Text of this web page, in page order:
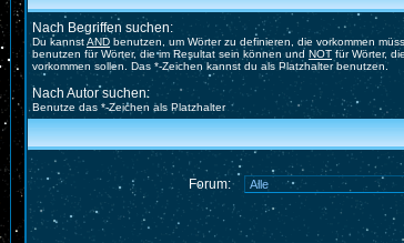
Nach Begriffen suchen:
Du kannstAND benutzen, um Wörter zu definieren, die vorkommen
benutzen für Wörter, die im Resultat sein können und NOT für Wörter,
vorkommen sollen. Das *-Zeichen kannst du als Platzhalter benutzen.
Nach Autor suchen:
Benutze das *-Zeichen als Platzhalter
Forum: